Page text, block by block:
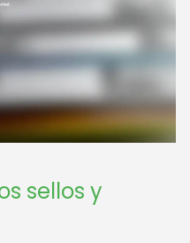
sellos y